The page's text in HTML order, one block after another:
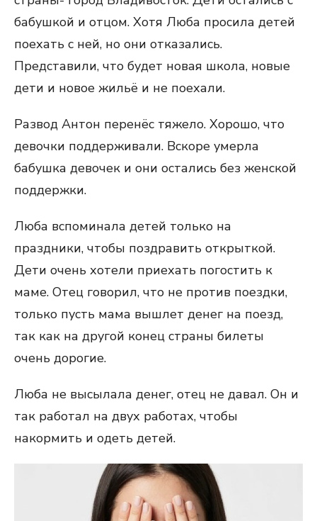
бабушкой и отцом. Хотя Люба просила детей
поехать с ней, но они отказались.
Представили, что будет новая школа, новые
дети и новое жильё и не поехали.
Развод Антон перенёс тяжело. Хорошо, что
девочки поддерживали. Вскоре умерла
бабушка девочек и они остались без женской
поддержки.
Люба вспоминала детей только на
праздники, чтобы поздравить открыткой.
Дети очень хотели приехать погостить к
маме. Отец говорил, что не против поездки,
только пусть мама вышлет денег на поезд,
так как на другой конец страны билеты
очень дорогие.
Люба не высылала денег, отец не давал. Он и
так работал на двух работах, чтобы
накормить и одеть детей.